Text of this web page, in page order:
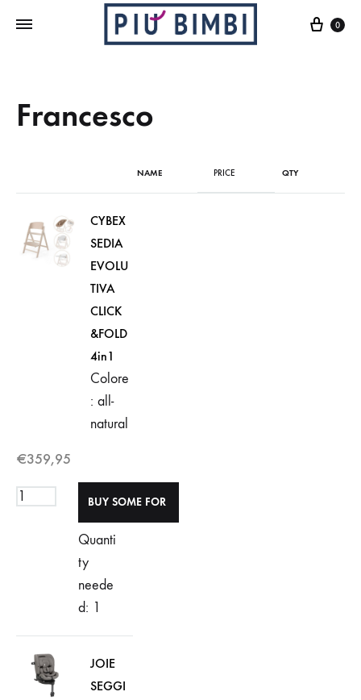
Cart
0
Francesco
NAME PRICE QTY
CYBEX
SEDIA
EVOLU
TIVA
CLICK
&FOLD
4in1
Colore
: all-
natural
€359,95
Quanti
ty
neede
d: 1
JOIE
SEGGI